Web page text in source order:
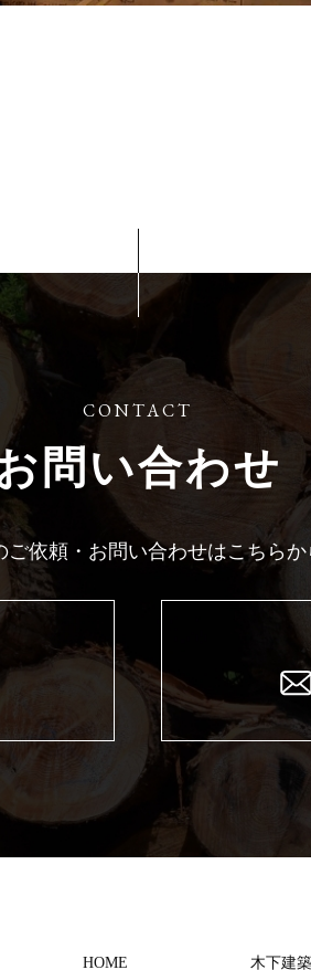
CONTACT
問い合わせ
ご依頼・お問い合わせはこちらか
HOME 木下建